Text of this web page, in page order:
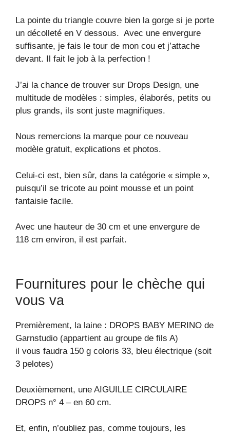
La pointe du triangle couvre bien la gorge si je porte
un décolleté en V dessous. Avec une envergure
suffisante, je fais le tour de mon cou et j’attache
devant. Il fait le job à la perfection !
J’ai la chance de trouver sur Drops Design, une
multitude de modèles : simples, élaborés, petits ou
plus grands, ils sont juste magnifiques.
Nous remercions la marque pour ce nouveau
modèle gratuit, explications et photos.
Celui-ci est, bien sûr, dans la catégorie « simple »,
puisqu’il se tricote au point mousse et un point
fantaisie facile.
Avec une hauteur de 30 cm et une envergure de
118 cm environ, il est parfait.
Fournitures pour le chèche qui
vous va
Premièrement, la laine : DROPS BABY MERINO de
Garnstudio (appartient au groupe de fils A)
il vous faudra 150 g coloris 33, bleu électrique (soit
3 pelotes)
Deuxièmement, une AIGUILLE CIRCULAIRE
DROPS n° 4 – en 60 cm.
Et, enfin, n’oubliez pas, comme toujours, les